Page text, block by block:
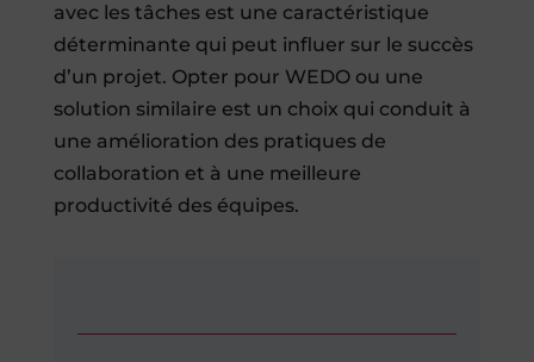
avec les tâches est une caractéristique
déterminante qui peut influer sur le succès
d’un projet. Opter pour WEDO ou une
solution similaire est un choix qui conduit à
une amélioration des pratiques de
collaboration et à une meilleure
productivité des équipes.